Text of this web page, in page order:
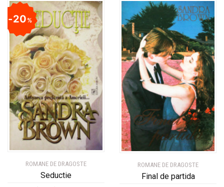
ROMANE DE DRAGOSTE
Seductie
20%
ROMANE DE DRAGOSTE
Final de partida